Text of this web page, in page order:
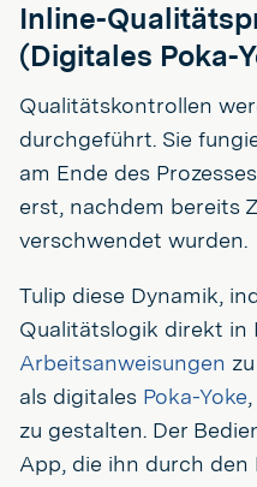
Inline-
(Digitales Poka-
Qualitätskontrollen
durchgeführt. Sie
am Ende des
erst, nachdem bereits
verschwendet wurden.
Tulip diese Dynamik,
Qualitätslogik direkt in
Arbeitsanweisungen
als digitales Poka-Yoke
zu gestalten. Der
App, die ihn durch den